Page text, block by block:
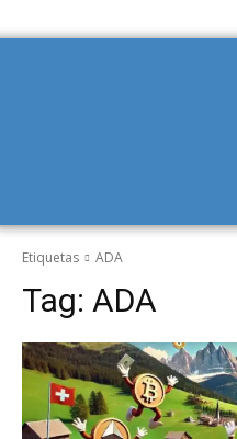
Etiquetas ADA
Tag: ADA